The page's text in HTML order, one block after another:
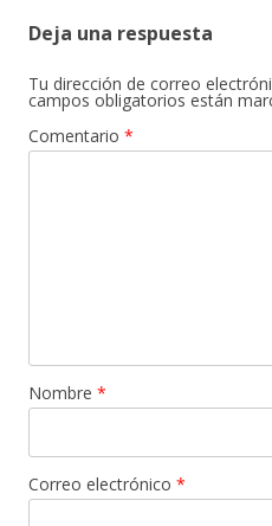
Deja una respuesta
Tu dirección de correo
campos obligatorios están
Comentario *
Nombre *
Correo electrónico *